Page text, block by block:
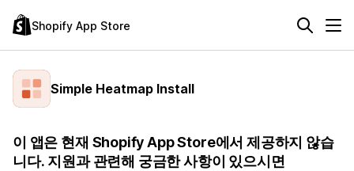
Shopify App Store
Simple Heatmap Install
이 앱은 현재 Shopify App Store에서 제공하지 않습
니다. 지원과 관련해 궁금한 사항이 있으시면